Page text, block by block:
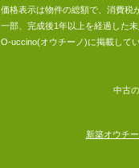
価格表示は物件の総額で、消費税
一部、完成後1年以上を経過した
O-uccino(オウチーノ)に掲載して
中古
新築オウチ